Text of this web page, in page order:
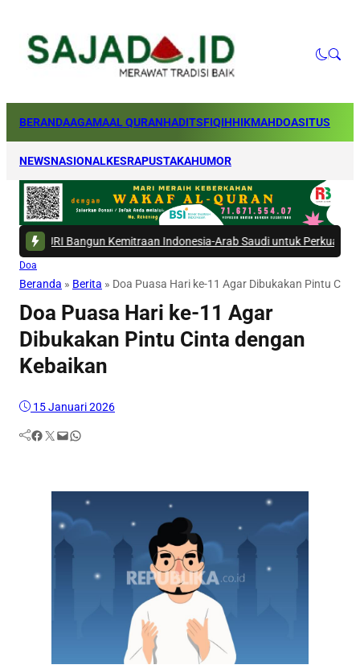
BERANDAAGAMAAL QURANHADITSFIQIHHIKMAHDOASITUS
NEWSNASIONALKESRAPUSTAKAHUMOR
Bangun Kemitraan Indonesia-Arab Saudi untuk Perkuat Ekosistem Haji
Doa
Beranda » Berita » Doa Puasa Hari ke-11 Agar Dibukakan Pintu
Doa Puasa Hari ke-11 Agar
Dibukakan Pintu Cinta dengan
Kebaikan
15 Januari 2026
Facebook Twitter Mail WhatsApp